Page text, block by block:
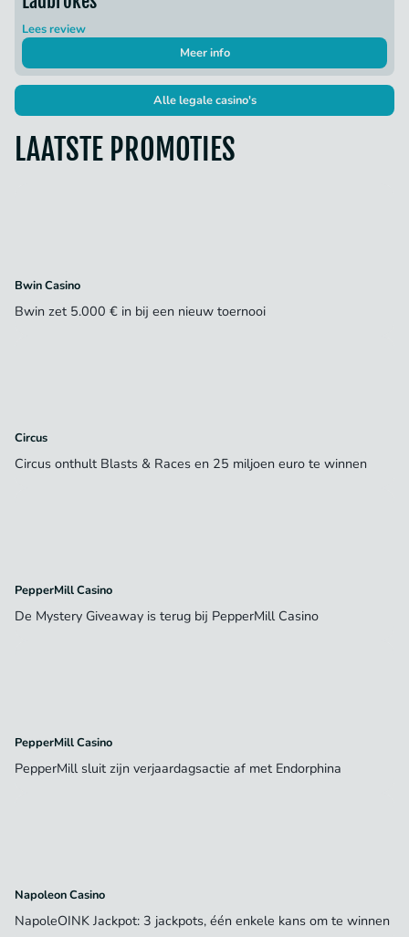
Lees review
Meer info
Alle legale casino's
LAATSTE PROMOTIES
Bwin Casino
Bwin zet 5.000 € in bij een nieuw toernooi
Circus
Circus onthult Blasts & Races en 25 miljoen euro te winnen
PepperMill Casino
De Mystery Giveaway is terug bij PepperMill Casino
PepperMill Casino
PepperMill sluit zijn verjaardagsactie af met Endorphina
Napoleon Casino
NapoleOINK Jackpot: 3 jackpots, één enkele kans om te winnen